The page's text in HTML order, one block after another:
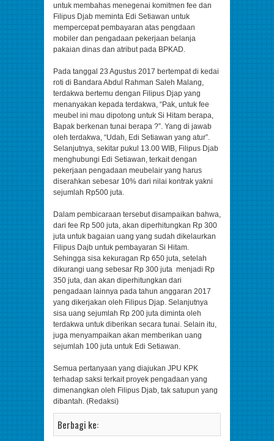
untuk membahas menegenai komitmen fee dan
Filipus Djab meminta Edi Setiawan untuk
mempercepat pembayaran atas pengdaan
mobiler dan pengadaan pekerjaan belanja
pakaian dinas dan atribut pada BPKAD.
Pada tanggal 23 Agustus 2017 bertempat di kedai
roti di Bandara Abdul Rahman Saleh Malang,
terdakwa bertemu dengan Filipus Djap yang
menanyakan kepada terdakwa, “Pak, untuk fee
meubel ini mau dipotong untuk Si Hitam berapa,
Bapak berkenan tunai berapa ?”. Yang di jawab
oleh terdakwa, “Udah, Edi Setiawan yang atur”.
Selanjutnya, sekitar pukul 13.00 WIB, Filipus Djab
menghubungi Edi Setiawan, terkait dengan
pekerjaan pengadaan meubelair yang harus
diserahkan sebesar 10% dari nilai kontrak yakni
sejumlah Rp500 juta.
Dalam pembicaraan tersebut disampaikan bahwa,
dari fee Rp 500 juta, akan diperhitungkan Rp 300
juta untuk bagaian uang yang sudah dikelaurkan
Filipus Dajb untuk pembayaran Si Hitam.
Sehingga sisa kekuragan Rp 650 juta, setelah
dikurangi uang sebesar Rp 300 juta menjadi Rp
350 juta, dan akan diperhitungkan dari
pengadaan lainnya pada tahun anggaran 2017
yang dikerjakan oleh Filipus Djap. Selanjutnya
sisa uang sejumlah Rp 200 juta diminta oleh
terdakwa untuk diberikan secara tunai. Selain itu,
juga menyampaikan akan memberikan uang
sejumlah 100 juta untuk Edi Setiawan.
Semua pertanyaan yang diajukan JPU KPK
terhadap saksi terkait proyek pengadaan yang
dimenangkan oleh Filipus Djab, tak satupun yang
dibantah. (Redaksi)
Berbagi ke: